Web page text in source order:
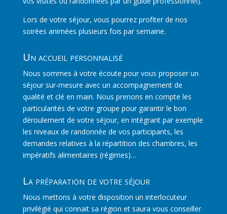
Lors de votre séjour, vous pourrez profiter de nos
soirées animées plusieurs fois par semaine.
Un accueil personnalisé
Nous sommes à votre écoute pour vous proposer un
séjour sur-mesure avec un accompagnement de
qualité et clé en main. Nous prenons en compte les
particularités de votre groupe pour garantir le bon
déroulement de votre séjour, en intégrant par exemple
les niveaux de randonnée de vos participants, les
demandes relatives à la répartition des chambres, les
impératifs alimentaires (régimes)…
La préparation de votre séjour
Nous mettons à votre disposition un interlocuteur
privilégié qui connait sa région et saura vous conseiller.